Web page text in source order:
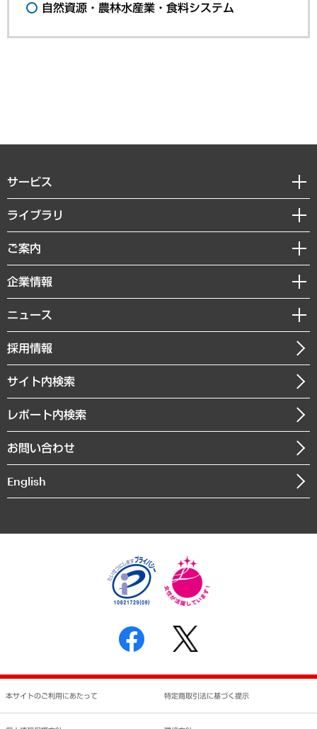
自然資源・農林水産業・食料システム
サービス
経営戦略
組織・人事戦略
デジタルイノベーション
共生・ダイバーシティ
GRC（ガバナンス・リスク・コンプライアンス）・防災（政策）
経済・産業・雇用・労働
まちづくり・観光・交通・スポーツ・スマートシティ
自然資源・農林水産業・食料システム
ライブラリ
経済調査
レポート
コラム
経営用語集
受託・受注実績（官公庁関連）
メディア掲載・出演
ご案内
セミナー・イベント情報
MUFGビジネスセミナー
受託案件情報
企業情報
私たちの想い
社長メッセージ
会社概要
沿革
組織図・本部部室紹介
インドネシア現地法人
個人情報保護方針
反社会的勢力に対する基本方針
書面による個人情報の開示等の請求の手続きについて
ニュース
ニュースリリース
お知らせ
採用情報
サイト内検索
レポート内検索
お問い合わせ
English
本サイトのご利用にあたって 特定商取引法に基づく提示